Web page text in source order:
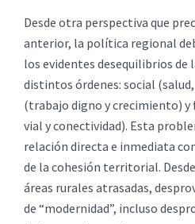
Desde otra perspectiva que
anterior, la política regional
los evidentes desequilibrios de
distintos órdenes: social
(trabajo digno y crecimiento)
vial y conectividad). Esta
relación directa e inmediata
de la cohesión territorial.
áreas rurales atrasadas,
de “modernidad”, incluso